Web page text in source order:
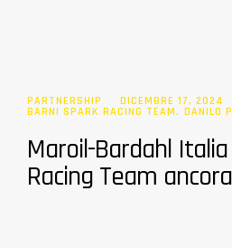
PARTNERSHIP
DICEMBRE 17, 2024
BARNI SPARK RACING TEAM, DANILO
Maroil-Bardahl
Racing Team